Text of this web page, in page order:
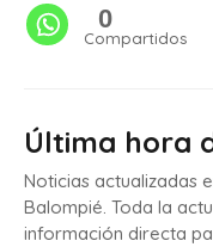
0
Compartidos
Última hora
Noticias actualizadas
Balompié. Toda la
información directa